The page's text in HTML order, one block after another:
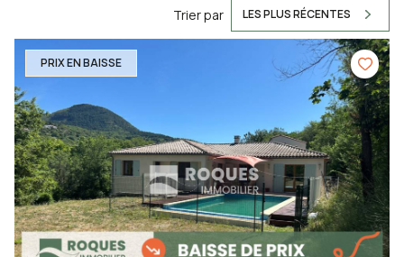
Trier par LES PLUS RÉCENTES
PRIX EN BAISSE